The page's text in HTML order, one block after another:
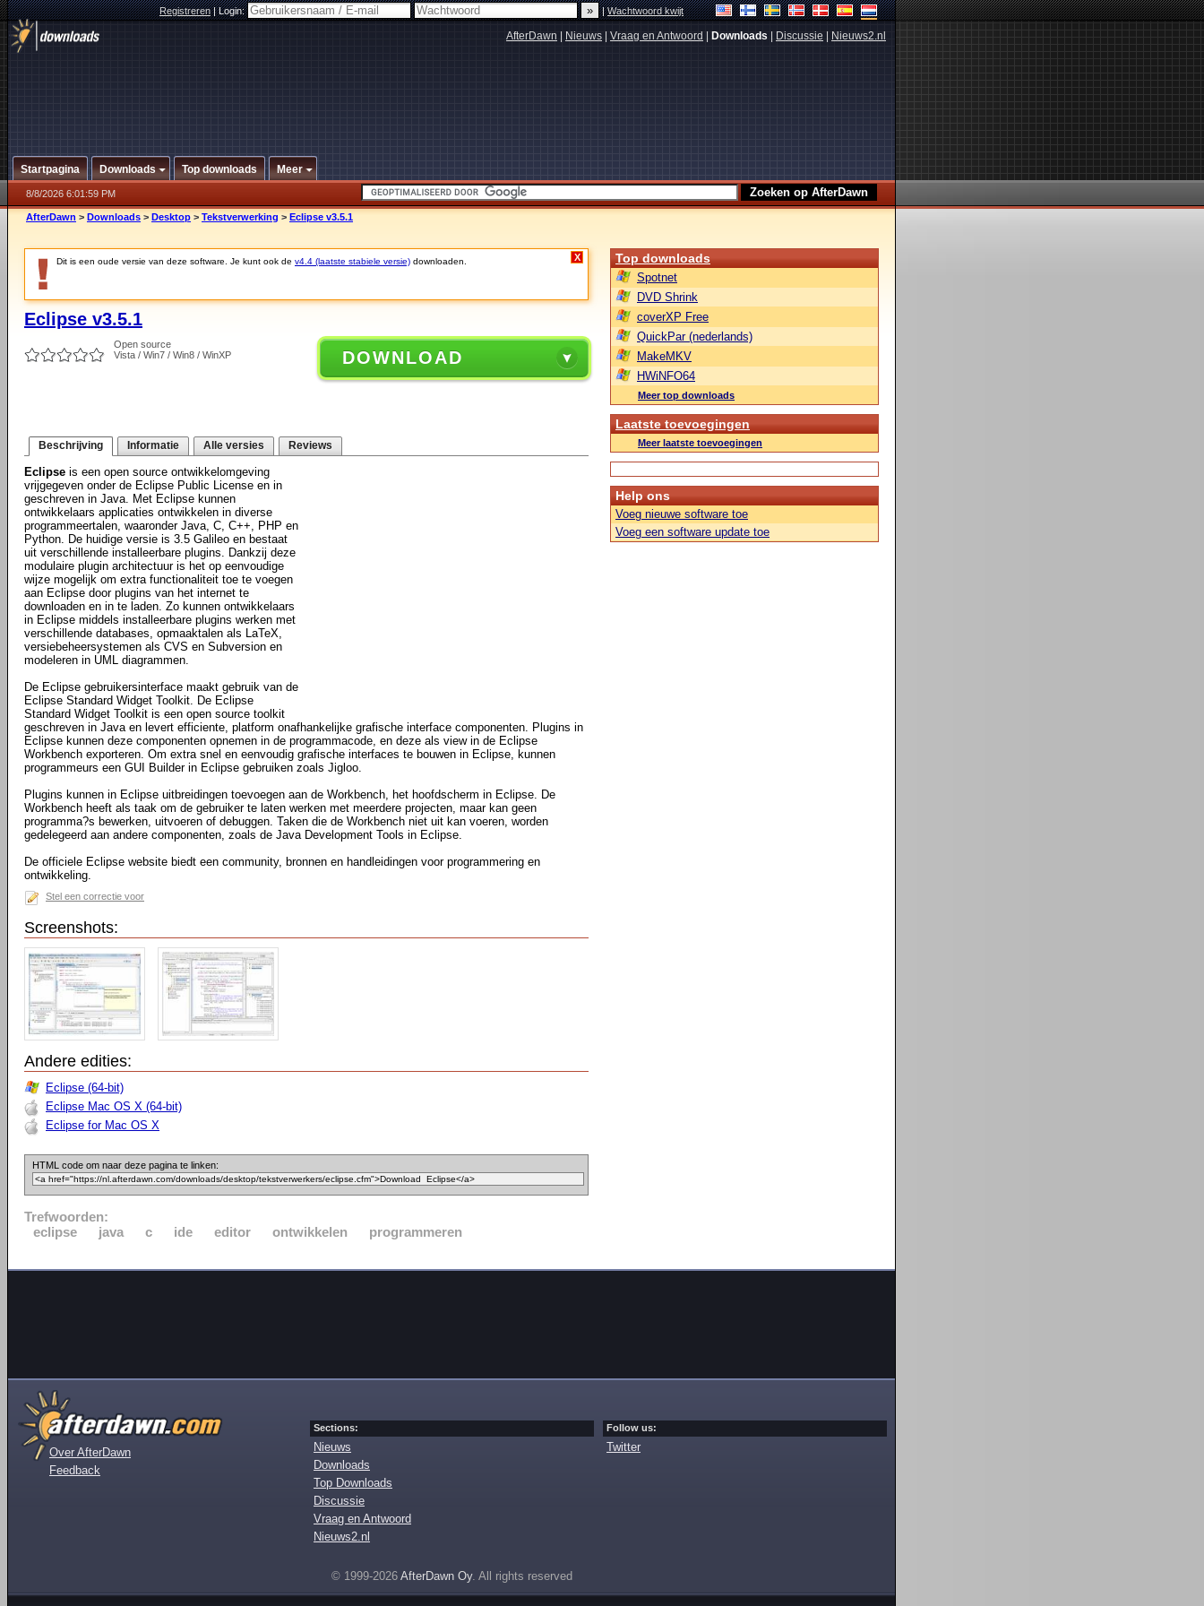
Registreren|Login: |Wachtwoord kwijt
AfterDawn Nieuws Vraag en Antwoord Downloads Discussie Nieuws2.nl
Startpagina Downloads Top downloads Meer
8/8/2026 6:01:59 PM
AfterDawn > Downloads > Desktop > Tekstverwerking > Eclipse v3.5.1
Dit is een oude versie van deze software. Je kunt ook de v4.4 (laatste stabiele versie) downloaden. X
Eclipse v3.5.1
Open source
Vista / Win7 / Win8 / WinXP
DOWNLOAD
Beschrijving Informatie Alle versies Reviews
Eclipse is een open source ontwikkelomgeving
vrijgegeven onder de Eclipse Public License en in
geschreven in Java. Met Eclipse kunnen
ontwikkelaars applicaties ontwikkelen in diverse
programmeertalen, waaronder Java, C, C++, PHP en
Python. De huidige versie is 3.5 Galileo en bestaat
uit verschillende installeerbare plugins. Dankzij deze
modulaire plugin architectuur is het op eenvoudige
wijze mogelijk om extra functionaliteit toe te voegen
aan Eclipse door plugins van het internet te
downloaden en in te laden. Zo kunnen ontwikkelaars
in Eclipse middels installeerbare plugins werken met
verschillende databases, opmaaktalen als LaTeX,
versiebeheersystemen als CVS en Subversion en
modeleren in UML diagrammen.
De Eclipse gebruikersinterface maakt gebruik van de
Eclipse Standard Widget Toolkit. De Eclipse
Standard Widget Toolkit is een open source toolkit
geschreven in Java en levert efficiente, platform onafhankelijke grafische interface componenten. Plugins in
Eclipse kunnen deze componenten opnemen in de programmacode, en deze als view in de Eclipse
Workbench exporteren. Om extra snel en eenvoudig grafische interfaces te bouwen in Eclipse, kunnen
programmeurs een GUI Builder in Eclipse gebruiken zoals Jigloo.
Plugins kunnen in Eclipse uitbreidingen toevoegen aan de Workbench, het hoofdscherm in Eclipse. De
Workbench heeft als taak om de gebruiker te laten werken met meerdere projecten, maar kan geen
programma?s bewerken, uitvoeren of debuggen. Taken die de Workbench niet uit kan voeren, worden
gedelegeerd aan andere componenten, zoals de Java Development Tools in Eclipse.
De officiele Eclipse website biedt een community, bronnen en handleidingen voor programmering en
ontwikkeling.
Stel een correctie voor
Screenshots:
Andere edities:
Eclipse (64-bit)
Eclipse Mac OS X (64-bit)
Eclipse for Mac OS X
HTML code om naar deze pagina te linken:
Trefwoorden:
eclipse
java c ide editor ontwikkelen programmeren
Top downloads
Spotnet
DVD Shrink
coverXP Free
QuickPar (nederlands)
MakeMKV
HWiNFO64
Meer top downloads
Laatste toevoegingen
Meer laatste toevoegingen
Help ons
Voeg nieuwe software toe
Voeg een software update toe
Over AfterDawn
Feedback
Sections:
Nieuws
Downloads
Top Downloads
Discussie
Vraag en Antwoord
Nieuws2.nl
Follow us:
Twitter
© 1999-2026 AfterDawn Oy. All rights reserved